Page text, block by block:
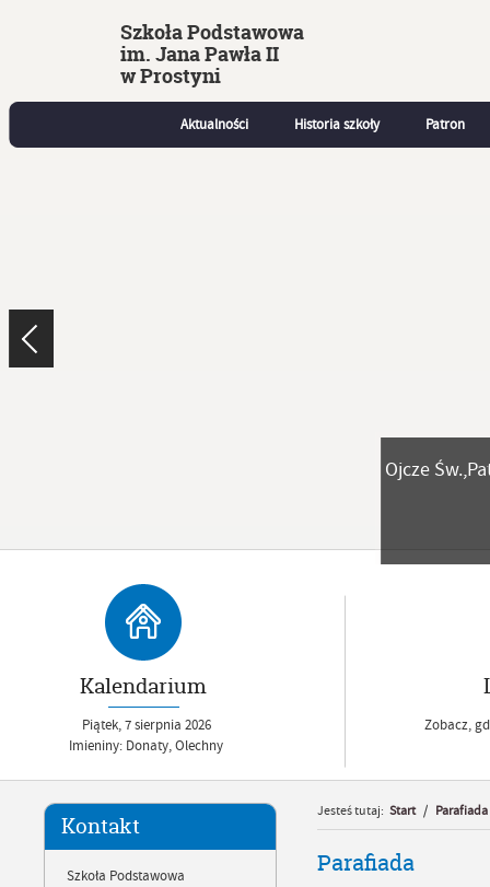
Szkoła Podstawowa
im. Jana Pawła II
w Prostyni
Aktualności Historia szkoły Patron
Ojcze
Kalendarium
Piątek,7sierpnia 2026
Imieniny: Donaty, Olechny
Zobacz,
Kontakt
Szkoła Podstawowa
Jesteś tutaj: Start / Parafiada
Parafiada